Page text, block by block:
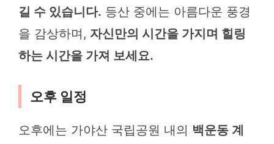
길 수 있습니다. 등산 중에는 아름다운 풍경
을 감상하며, 자신만의 시간을 가지며 힐링
하는 시간을 가져 보세요.
오후 일정
오후에는 가야산 국립공원 내의 백운동 계